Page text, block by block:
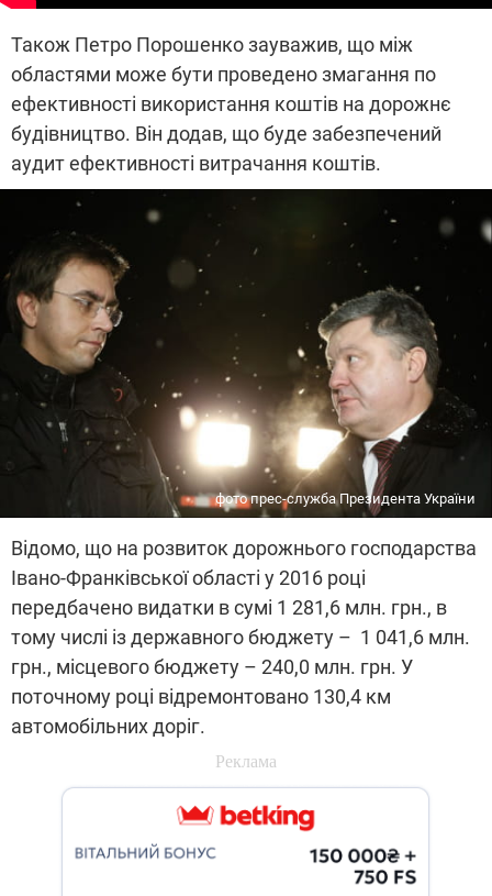
Також Петро Порошенко зауважив, що між
областями може бути проведено змагання по
ефективності використання коштів на дорожнє
будівництво. Він додав, що буде забезпечений
аудит ефективності витрачання коштів.
фото прес-служба Президента України
Відомо, що на розвиток дорожнього господарства
Івано-Франківської області у 2016 році
передбачено видатки в сумі 1 281,6 млн. грн., в
тому числі із державного бюджету – 1 041,6 млн.
грн., місцевого бюджету – 240,0 млн. грн. У
поточному році відремонтовано 130,4 км
автомобільних доріг.